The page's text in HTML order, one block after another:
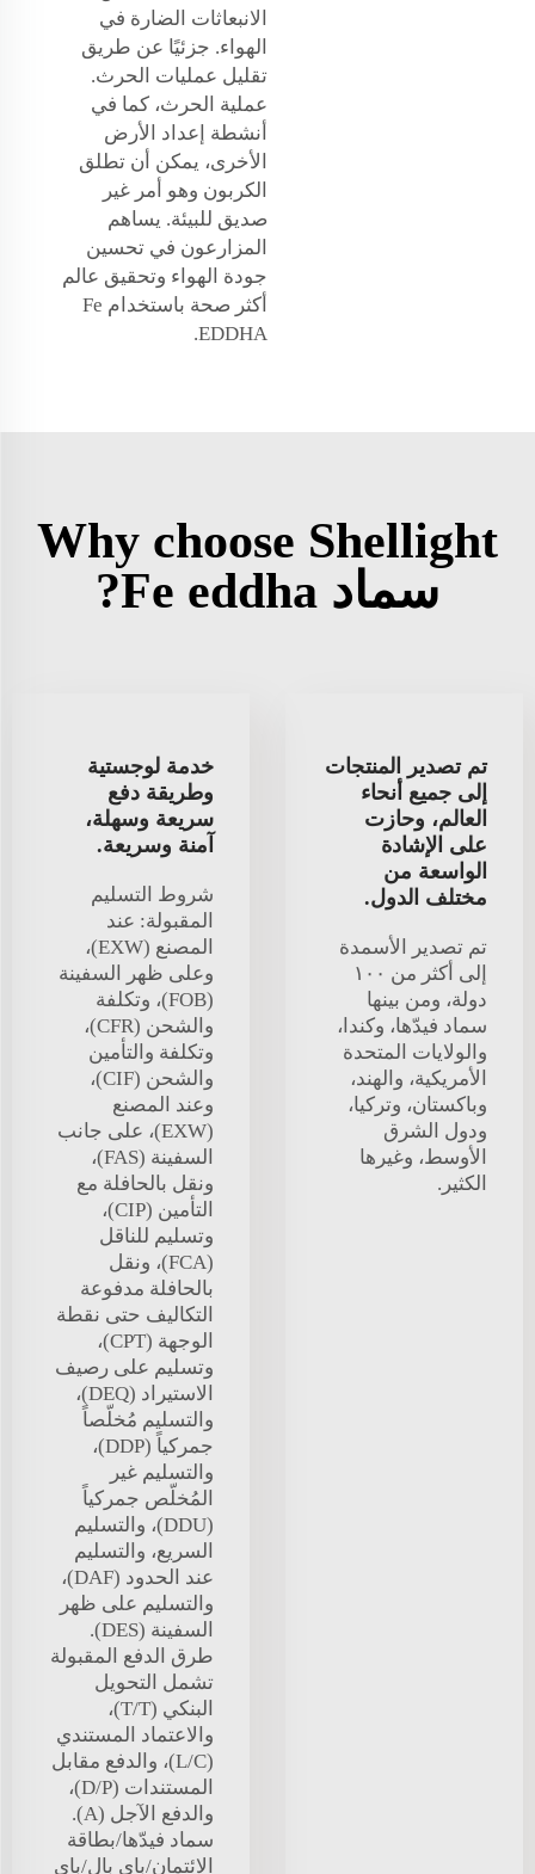
الانبعاثات الضارة في
الهواء. جزئيًا عن طريق
تقليل عمليات الحرث.
عملية الحرث، كما في
أنشطة إعداد الأرض
الأخرى، يمكن أن تطلق
الكربون وهو أمر غير
صديق للبيئة. يساهم
المزارعون في تحسين
جودة الهواء وتحقيق عالم
أكثر صحة باستخدام Fe
EDDHA.
Why choose Shellight
سماد Fe eddha?
تم تصدير المنتجات
إلى جميع أنحاء
العالم، وحازت
على الإشادة
الواسعة من
مختلف الدول.
تم تصدير الأسمدة
إلى أكثر من ١٠٠
دولة، ومن بينها
سماد فيدّها، وكندا،
والولايات المتحدة
الأمريكية، والهند،
وباكستان، وتركيا،
ودول الشرق
الأوسط، وغيرها
الكثير.
خدمة لوجستية
وطريقة دفع
سريعة وسهلة،
آمنة وسريعة.
شروط التسليم
المقبولة: عند
المصنع (EXW)،
وعلى ظهر السفينة
(FOB)، وتكلفة
والشحن (CFR)،
وتكلفة والتأمين
والشحن (CIF)،
وعند المصنع
(EXW)، على جانب
السفينة (FAS)،
ونقل بالحافلة مع
التأمين (CIP)،
وتسليم للناقل
(FCA)، ونقل
بالحافلة مدفوعة
التكاليف حتى نقطة
الوجهة (CPT)،
وتسليم على رصيف
الاستيراد (DEQ)،
والتسليم مُخلّصاً
جمركياً (DDP)،
والتسليم غير
المُخلّص جمركياً
(DDU)، والتسليم
السريع، والتسليم
عند الحدود (DAF)،
والتسليم على ظهر
السفينة (DES).
طرق الدفع المقبولة
تشمل التحويل
البنكي (T/T)،
والاعتماد المستندي
(L/C)، والدفع مقابل
المستندات (D/P)،
والدفع الآجل (A).
سماد فيدّها/بطاقة
الائتمان/باي بال/باي